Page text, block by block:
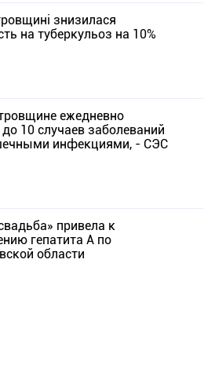
знизилася
на туберкульоз на 10%
ежедневно
10 случаев заболеваний
инфекциями, - СЭС
привела к
гепатита А по
области